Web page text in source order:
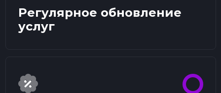
Регулярное обновление
услуг